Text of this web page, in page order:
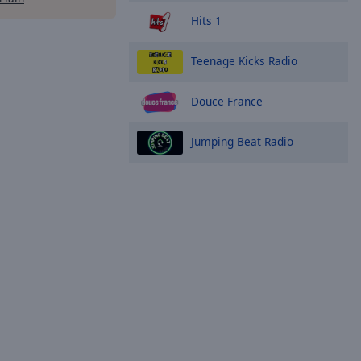
Hits 1
Teenage Kicks Radio
Douce France
Jumping Beat Radio